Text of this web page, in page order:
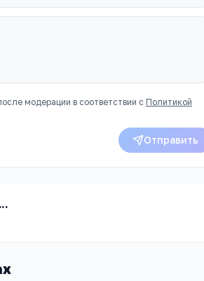
модерации в соответствии с Политикой
Отправить